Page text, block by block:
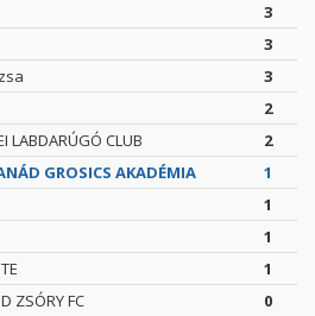
3
3
3
2
LABDARÚGÓ CLUB
2
GROSICS AKADÉMIA
1
1
1
1
ZSÓRY FC
0